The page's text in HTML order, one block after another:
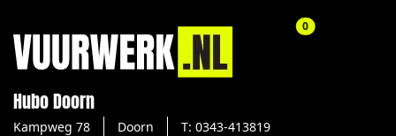
Hubo Doorn
Kampweg 78 Doorn T: 0343-413819
0aantal